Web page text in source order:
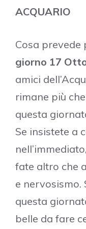
ACQUARIO
Cosa prevede
giorno 17
amici
rimane più
questa
Se insistete a
fate altro che
e nervosismo.
questa
belle da fare